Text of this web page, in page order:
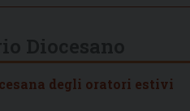
degli oratori estivi